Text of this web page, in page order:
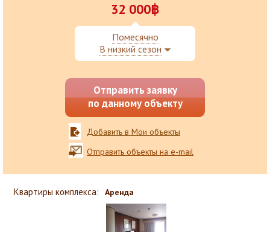
32 000฿
Помесячно
В низкий сезон
Отправить заявку
по данному объекту
Добавить в Мои объекты
Отправить объекты на e-mail
Квартиры комплекса: Аренда